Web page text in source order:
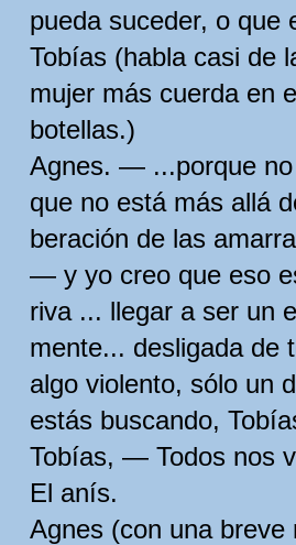
pueda suceder, o que
Tobías (habla casi de
mujer más cuerda en
botellas.)
Agnes. — ...porque
que no está más allá
beración de las
— y yo creo que eso
riva ... llegar a ser un
mente... desligada de
algo violento, sólo un
estás buscando,
Tobías, — Todos nos
El anís.
Agnes (con una